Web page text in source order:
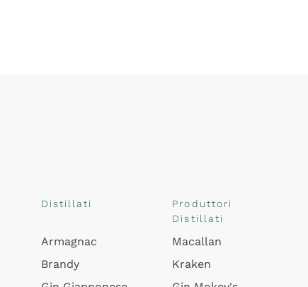
Distillati
Armagnac
Brandy
Produttori
Distillati
Macallan
Kraken